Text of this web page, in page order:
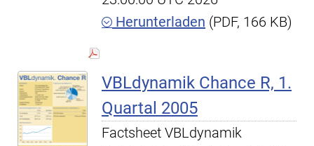
Herunterladen (PDF, 166 KB)
VBLdynamik Chance R, 1.
Quartal 2005
Factsheet VBLdynamik